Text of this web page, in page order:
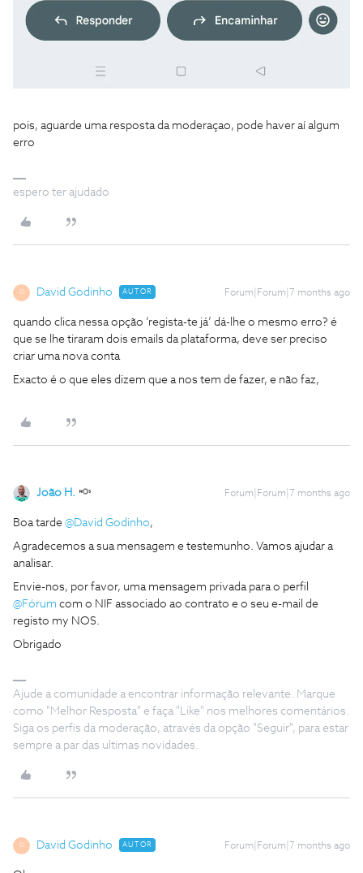
pois, aguarde uma resposta da moderaçao, pode haver aí algum
erro
espero ter ajudado
D David Godinho AUTOR Forum|Forum|7 months ago
quando clica nessa opção ‘regista-te já’ dá-lhe o mesmo erro? é
que se lhe tiraram dois emails da plataforma, deve ser preciso
criar uma nova conta
Exacto é o que eles dizem que a nos tem de fazer, e não faz,
João H. Forum|Forum|7 months ago
Boa tarde ​ @David Godinho,
Agradecemos a sua mensagem e testemunho. Vamos ajudar a
analisar.
Envie-nos, por favor, uma mensagem privada para o perfil ​
@Fórum com o NIF associado ao contrato e o seu e-mail de
registo my NOS.
Obrigado
Ajude a comunidade a encontrar informação relevante. Marque
como "Melhor Resposta" e faça "Like" nos melhores comentários.
Siga os perfis da moderação, através da opção "Seguir", para estar
sempre a par das ultimas novidades.
D David Godinho AUTOR Forum|Forum|7 months ago